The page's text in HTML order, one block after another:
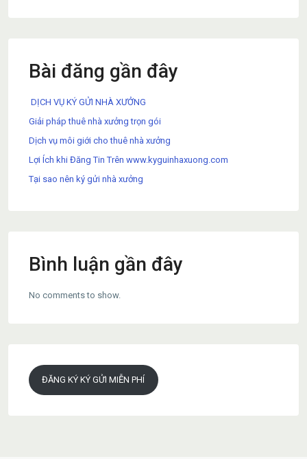
Bài đăng gần đây
DỊCH VỤ KÝ GỬI NHÀ XƯỞNG
Giải pháp thuê nhà xưởng trọn gói
Dịch vụ môi giới cho thuê nhà xưởng
Lợi Ích khi Đăng Tin Trên www.kyguinhaxuong.com
Tại sao nên ký gửi nhà xưởng
Bình luận gần đây
No comments to show.
ĐĂNG KÝ KÝ GỬI MIỄN PHÍ